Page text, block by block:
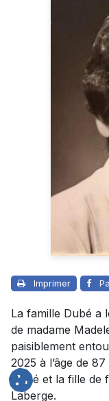
Imprimer
La famille Dubé a
de madame
paisiblement
2025 à l’âge de
Dubé et la fille de
Laberge.